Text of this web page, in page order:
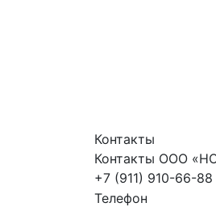
Контакты
Контакты ООО
+7 (911) 910-66-88
Телефон